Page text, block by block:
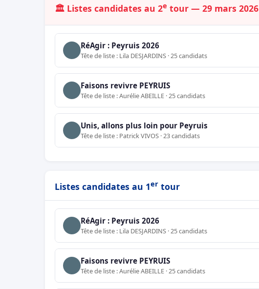
🏛️ Listes candidates au 2e tour — 29 mars 2026
RéAgir : Peyruis 2026
Tête de liste : Lila DESJARDINS · 25 candidats
Faisons revivre PEYRUIS
Tête de liste : Aurélie ABEILLE · 25 candidats
Unis, allons plus loin pour Peyruis
Tête de liste : Patrick VIVOS · 23 candidats
Listes candidates au 1er tour
RéAgir : Peyruis 2026
Tête de liste : Lila DESJARDINS · 25 candidats
Faisons revivre PEYRUIS
Tête de liste : Aurélie ABEILLE · 25 candidats